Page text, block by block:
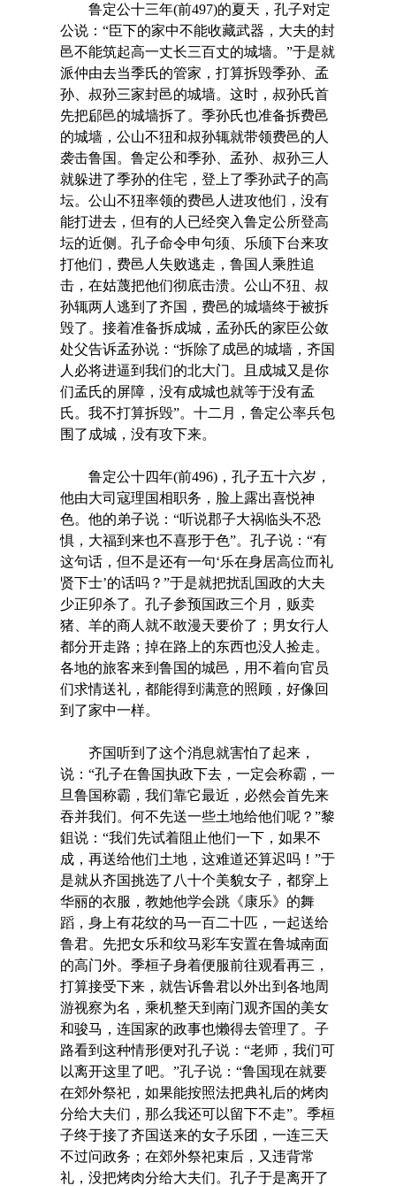
鲁定公十三年(前497)的夏天，孔子对定
公说：“臣下的家中不能收藏武器，大夫的封
邑不能筑起高一丈长三百丈的城墙。”于是就
派仲由去当季氏的管家，打算拆毁季孙、孟
孙、叔孙三家封邑的城墙。这时，叔孙氏首
先把郈邑的城墙拆了。季孙氏也准备拆费邑
的城墙，公山不狃和叔孙辄就带领费邑的人
袭击鲁国。鲁定公和季孙、孟孙、叔孙三人
就躲进了季孙的住宅，登上了季孙武子的高
坛。公山不狃率领的费邑人进攻他们，没有
能打进去，但有的人已经突入鲁定公所登高
坛的近侧。孔子命令申句须、乐颀下台来攻
打他们，费邑人失败逃走，鲁国人乘胜追
击，在姑蔑把他们彻底击溃。公山不狃、叔
孙辄两人逃到了齐国，费邑的城墙终于被拆
毁了。接着准备拆成城，孟孙氏的家臣公敛
处父告诉孟孙说：“拆除了成邑的城墙，齐国
人必将进逼到我们的北大门。且成城又是你
们孟氏的屏障，没有成城也就等于没有孟
氏。我不打算拆毁”。十二月，鲁定公率兵包
围了成城，没有攻下来。
鲁定公十四年(前496)，孔子五十六岁，
他由大司寇理国相职务，脸上露出喜悦神
色。他的弟子说：“听说郡子大祸临头不恐
惧，大福到来也不喜形于色”。孔子说：“有
这句话，但不是还有一句‘乐在身居高位而礼
贤下士’的话吗？”于是就把扰乱国政的大夫
少正卯杀了。孔子参预国政三个月，贩卖
猪、羊的商人就不敢漫天要价了；男女行人
都分开走路；掉在路上的东西也没人捡走。
各地的旅客来到鲁国的城邑，用不着向官员
们求情送礼，都能得到满意的照顾，好像回
到了家中一样。
齐国听到了这个消息就害怕了起来，
说：“孔子在鲁国执政下去，一定会称霸，一
旦鲁国称霸，我们靠它最近，必然会首先来
吞并我们。何不先送一些土地给他们呢？”黎
鉏说：“我们先试着阻止他们一下，如果不
成，再送给他们土地，这难道还算迟吗！”于
是就从齐国挑选了八十个美貌女子，都穿上
华丽的衣服，教她他学会跳《康乐》的舞
蹈，身上有花纹的马一百二十匹，一起送给
鲁君。先把女乐和纹马彩车安置在鲁城南面
的高门外。季桓子身着便服前往观看再三，
打算接受下来，就告诉鲁君以外出到各地周
游视察为名，乘机整天到南门观齐国的美女
和骏马，连国家的政事也懒得去管理了。子
路看到这种情形便对孔子说：“老师，我们可
以离开这里了吧。”孔子说：“鲁国现在就要
在郊外祭祀，如果能按照法把典礼后的烤肉
分给大夫们，那么我还可以留下不走”。季桓
子终于接了齐国送来的女子乐团，一连三天
不过问政务；在郊外祭祀束后，又违背常
礼，没把烤肉分给大夫们。孔子于是离开了